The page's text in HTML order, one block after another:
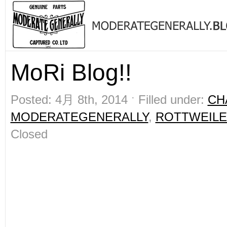
MoRi Blog!!
Posted: 4月 8th, 2014 ˑ Filled under:
MODERATEGENERALLY,
Closed